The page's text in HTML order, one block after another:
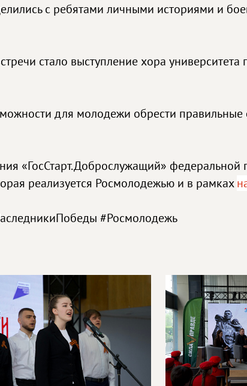
с ребятами личными историями и
стало выступление хора
для молодежи обрести
«ГосСтарт.Доброслужащий»
реализуется Росмолодежью и в рамках
#Росмолодежь